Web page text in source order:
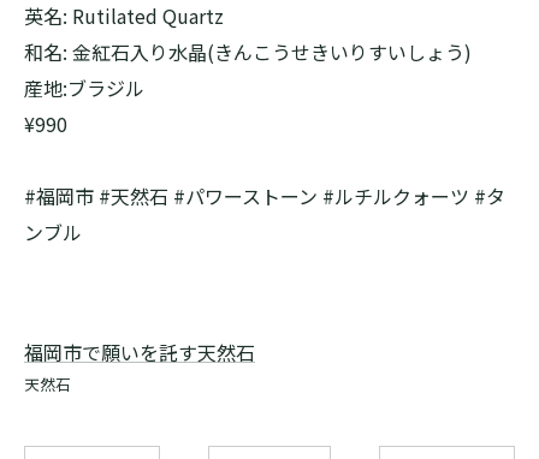
英名: Rutilated Quartz
和名: 金紅石入り水晶(きんこうせきいりすいしょう)
産地:ブラジル
¥990
#福岡市 #天然石 #パワーストーン #ルチルクォーツ #タ
ンブル
福岡市で願いを託す天然石
天然石